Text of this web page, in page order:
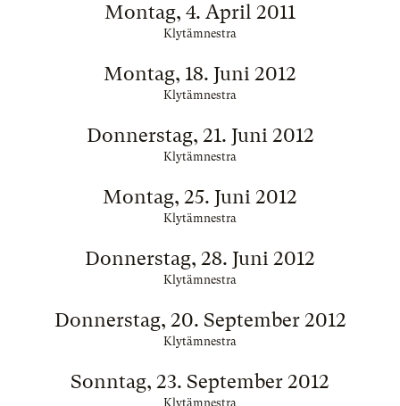
Montag, 4. April 2011
Klytämnestra
Montag, 18. Juni 2012
Klytämnestra
Donnerstag, 21. Juni 2012
Klytämnestra
Montag, 25. Juni 2012
Klytämnestra
Donnerstag, 28. Juni 2012
Klytämnestra
Donnerstag, 20. September 2012
Klytämnestra
Sonntag, 23. September 2012
Klytämnestra